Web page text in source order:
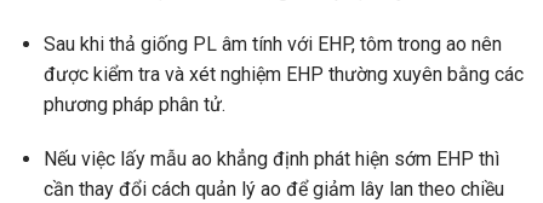
Sau khi thả giống PL âm tính với EHP, tôm trong ao nên
được kiểm tra và xét nghiệm EHP thường xuyên bằng các
phương pháp phân tử.
Nếu việc lấy mẫu ao khẳng định phát hiện sớm EHP thì
cần thay đổi cách quản lý ao để giảm lây lan theo chiều